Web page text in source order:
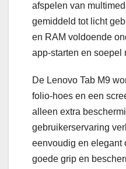
afspelen van
gemiddeld tot licht
en RAM voldoende
app-starten en soepel
De Lenovo Tab M9
folio-hoes en een
alleen extra
gebruikerservaring
eenvoudig en elegant
goede grip en